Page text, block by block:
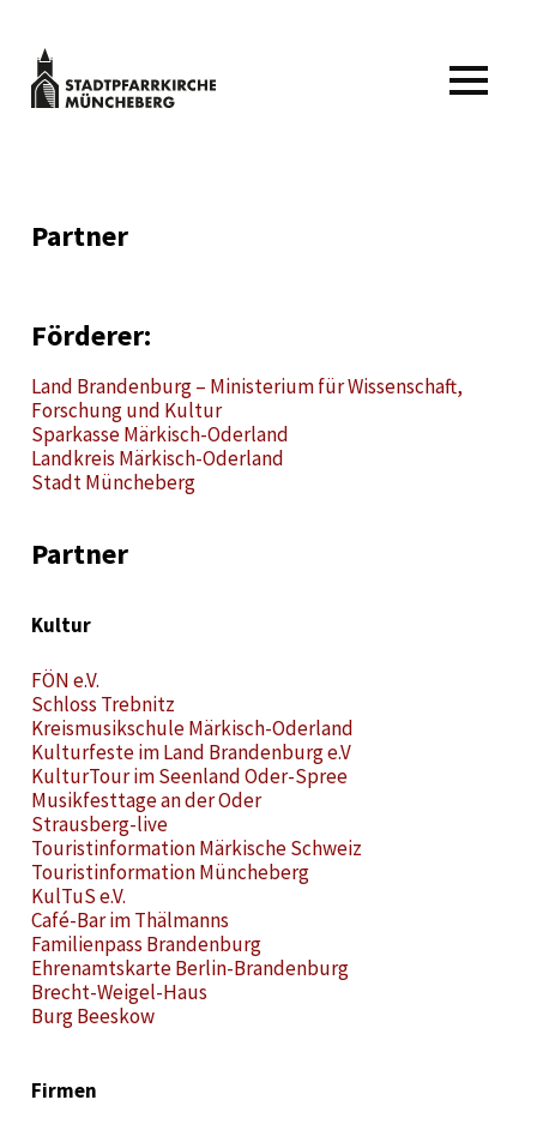
springen
Stadtpfarrkirche
MENÜ
Partner
Förderer:
Land Brandenburg – Ministerium für Wissenschaft,
Forschung und Kultur
Sparkasse Märkisch-Oderland
Landkreis Märkisch-Oderland
Stadt Müncheberg
Partner
Kultur
FÖN e.V.
Schloss Trebnitz
Kreismusikschule Märkisch-Oderland
Kulturfeste im Land Brandenburg e.V
KulturTour im Seenland Oder-Spree
Musikfesttage an der Oder
Strausberg-live
Touristinformation Märkische Schweiz
Touristinformation Müncheberg
KulTuS e.V.
Café-Bar im Thälmanns
Familienpass Brandenburg
Ehrenamtskarte Berlin-Brandenburg
Brecht-Weigel-Haus
Burg Beeskow
Firmen